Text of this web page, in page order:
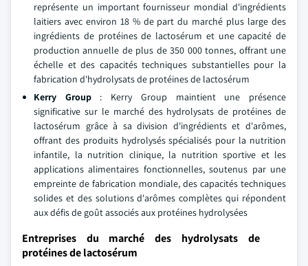
représente un important fournisseur mondial d'ingrédients
laitiers avec environ 18 % de part du marché plus large des
ingrédients de protéines de lactosérum et une capacité de
production annuelle de plus de 350 000 tonnes, offrant une
échelle et des capacités techniques substantielles pour la
fabrication d'hydrolysats de protéines de lactosérum
Kerry Group : Kerry Group maintient une présence
significative sur le marché des hydrolysats de protéines de
lactosérum grâce à sa division d'ingrédients et d'arômes,
offrant des produits hydrolysés spécialisés pour la nutrition
infantile, la nutrition clinique, la nutrition sportive et les
applications alimentaires fonctionnelles, soutenus par une
empreinte de fabrication mondiale, des capacités techniques
solides et des solutions d'arômes complètes qui répondent
aux défis de goût associés aux protéines hydrolysées
Entreprises du marché des hydrolysats de
protéines de lactosérum